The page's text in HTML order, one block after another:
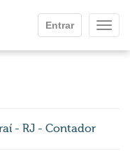
Entrar
- RJ - Contador